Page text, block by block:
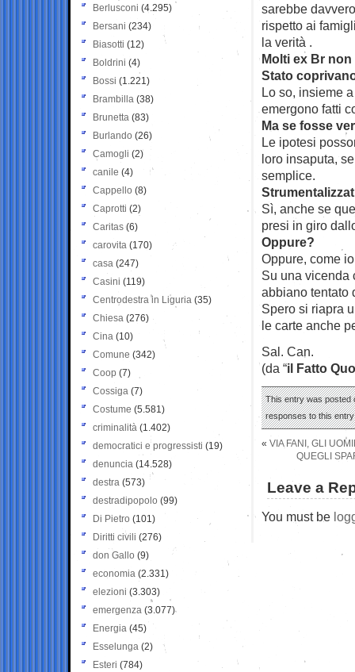
sarebbe
rispetto ai
la verità .
Molti ex Br
Stato
Lo so, insieme
emergono fatti
Ma se fosse
Le ipotesi
loro insaputa,
semplice.
Sì, anche se
presi in giro
Oppure?
Oppure, come
Su una vicenda
abbiano tentato
Spero si riapra
le carte anche
Sal. Can.
(da “il Fatto
This entry was posted
responses to this
« VIA FANI, GLI
QUEGLI
Leave a
You must be
Berlusconi (4.295)
Bersani (234)
Biasotti (12)
Boldrini (4)
Bossi (1.221)
Brambilla (38)
Brunetta (83)
Burlando (26)
Camogli (2)
canile (4)
Cappello (8)
Caprotti (2)
Caritas (6)
carovita (170)
casa (247)
Casini (119)
Centrodestra in Liguria (35)
Chiesa (276)
Cina (10)
Comune (342)
Coop (7)
Cossiga (7)
Costume (5.581)
criminalità (1.402)
democratici e progressisti (19)
denuncia (14.528)
destra (573)
destradipopolo (99)
Di Pietro (101)
Diritti civili (276)
don Gallo (9)
economia (2.331)
elezioni (3.303)
emergenza (3.077)
Energia (45)
Esselunga (2)
Esteri (784)